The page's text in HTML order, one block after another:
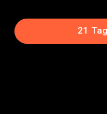
21